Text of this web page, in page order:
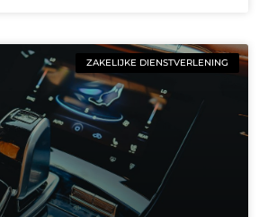
ZAKELIJKE DIENSTVERLENING